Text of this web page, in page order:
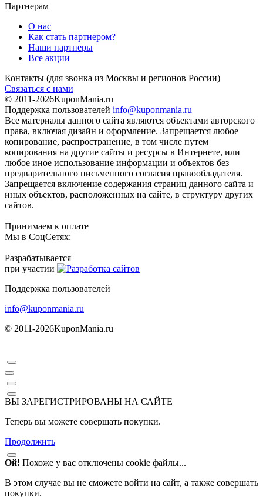
Партнерам
О нас
Как стать партнером?
Наши партнеры
Все акции
Контакты (для звонка из Москвы и регионов России)
Связаться с нами
© 2011-2026KuponMania.ru
Поддержка пользователей info@kuponmania.ru
Все материалы данного сайта являются объектами авторского
права, включая дизайн и оформление. Запрещается любое
копирование, распространение, в том числе путем
копирования на другие сайты и ресурсы в Интернете, или
любое иное использование информации и объектов без
предварительного письменного согласия правообладателя.
Запрещается включение содержания страниц данного сайта и
иных объектов, расположенных на сайте, в структуру других
сайтов.
Принимаем к оплате
Мы в СоцСетях:
Разрабатывается
при участии
Поддержка пользователей
info@kuponmania.ru
© 2011-2026KuponMania.ru
ВЫ ЗАРЕГИСТРИРОВАНЫ НА САЙТЕ
Теперь вы можете совершать покупки.
Продолжить
Ой! Похоже у вас отключены cookie файлы...
В этом случае вы не сможете войти на сайт, а также совершать
покупки.